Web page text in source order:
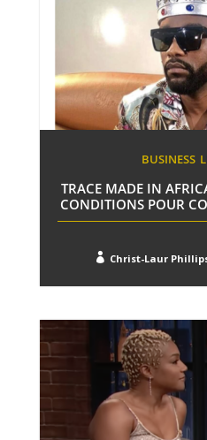
BUSINESS
TRACE MADE IN
CONDITIONS POUR
 Christ-Laur